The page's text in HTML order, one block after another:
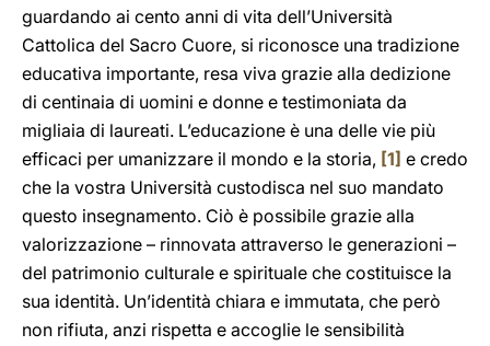
guardando ai cento anni di vita dell’Università
Cattolica del Sacro Cuore, si riconosce una tradizione
educativa importante, resa viva grazie alla dedizione
di centinaia di uomini e donne e testimoniata da
migliaia di laureati. L’educazione è una delle vie più
efficaci per umanizzare il mondo e la storia, [1] e credo
che la vostra Università custodisca nel suo mandato
questo insegnamento. Ciò è possibile grazie alla
valorizzazione – rinnovata attraverso le generazioni –
del patrimonio culturale e spirituale che costituisce la
sua identità. Un’identità chiara e immutata, che però
non rifiuta, anzi rispetta e accoglie le sensibilità